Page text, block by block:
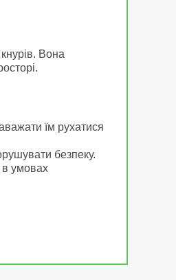
Вона
їм рухатися
безпеку.
в умовах